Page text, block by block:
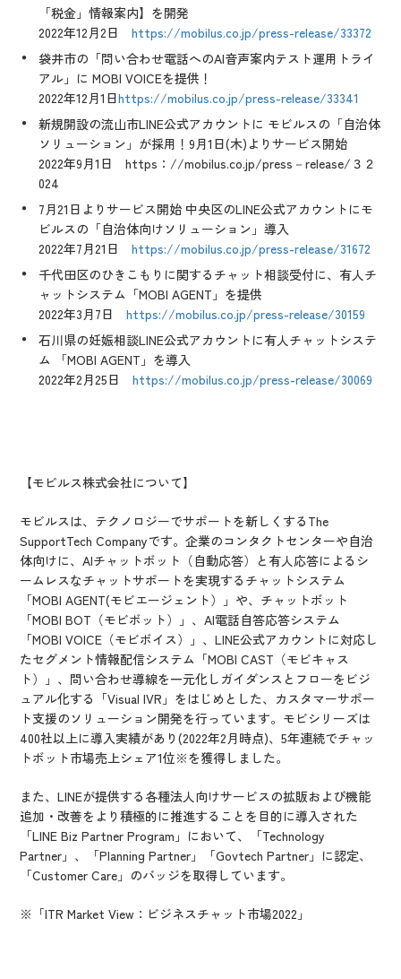
「税金」情報案内】を開発
2022年12月2日https://mobilus.co.jp/press-release/33372
袋井市の「問い合わせ電話へのAI音声案内テスト運用トライ
アル」に MOBI VOICEを提供！
2022年12月1日https://mobilus.co.jp/press-release/33341
新規開設の流山市LINE公式アカウントに モビルスの「自治体
ソリューション」が採用！9月1日(木)よりサービス開始
2022年9月1日 https：//mobilus.co.jp/press－release/３２
024
7月21日よりサービス開始 中央区のLINE公式アカウントにモ
ビルスの「自治体向けソリューション」導入
2022年7月21日https://mobilus.co.jp/press-release/31672
千代田区のひきこもりに関するチャット相談受付に、有人チ
ャットシステム「MOBI AGENT」を提供
2022年3月7日https://mobilus.co.jp/press-release/30159
石川県の妊娠相談LINE公式アカウントに有人チャットシステ
ム 「MOBI AGENT」を導入
2022年2月25日https://mobilus.co.jp/press-release/30069
【モビルス株式会社について】
モビルスは、テクノロジーでサポートを新しくするThe
SupportTech Companyです。企業のコンタクトセンターや自治
体向けに、AIチャットボット（自動応答）と有人応答によるシ
ームレスなチャットサポートを実現するチャットシステム
「MOBI AGENT(モビエージェント）」や、チャットボット
「MOBI BOT（モビボット）」、AI電話自答応答システム
「MOBI VOICE（モビボイス）」、LINE公式アカウントに対応し
たセグメント情報配信システム「MOBI CAST（モビキャス
ト）」、問い合わせ導線を一元化しガイダンスとフローをビジ
ュアル化する「Visual IVR」をはじめとした、カスタマーサポー
ト支援のソリューション開発を行っています。モビシリーズは
400社以上に導入実績があり(2022年2月時点)、5年連続でチャッ
トボット市場売上シェア1位※を獲得しました。
また、LINEが提供する各種法人向けサービスの拡販および機能
追加・改善をより積極的に推進することを目的に導入された
「LINE Biz Partner Program」において、「Technology
Partner」、「Planning Partner」「Govtech Partner」に認定、
「Customer Care」のバッジを取得しています。
※ 「ITR Market View：ビジネスチャット市場2022」